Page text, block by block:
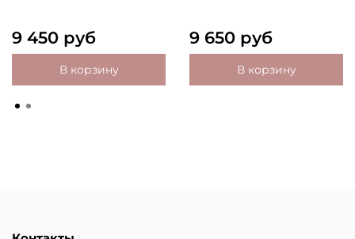
9 450 руб
В корзину
9 650 руб
В корзину